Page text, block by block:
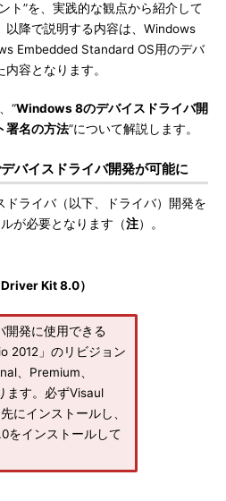
ト”を、実践的な観点から紹介して
以降で説明する内容は、Windows
Embedded Standard OS用のデバ
容となります。
“Windows 8のデバイスドライバ開
署名の方法”について解説します。
バイスドライバ開発が可能に
ライバ（以下、ドライバ）開発を
が必要となります（注）。
Kit 8.0）
開発に使用できる
2012」のリビジョン
、Premium、
ます。必ずVisaul
にインストールし、
をインストールして